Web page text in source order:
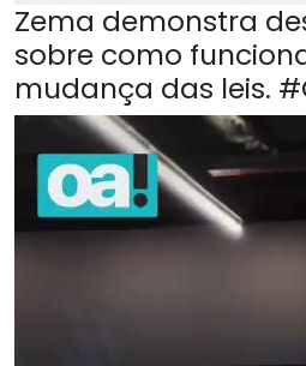
Zema demonstra
sobre como
mudança das leis.